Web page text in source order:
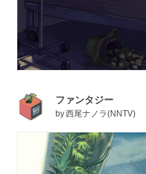
ファンタジー
by西尾ナノラ(NNTV)